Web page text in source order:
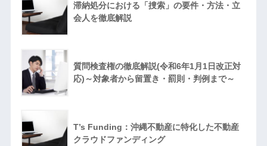
滞納処分における「捜索」の要件・方法・立
会人を徹底解説
質問検査権の徹底解説(令和6年1月1日改正対
応)～対象者から留置き・罰則・判例まで～
T’s Funding：沖縄不動産に特化した不動産
クラウドファンディング